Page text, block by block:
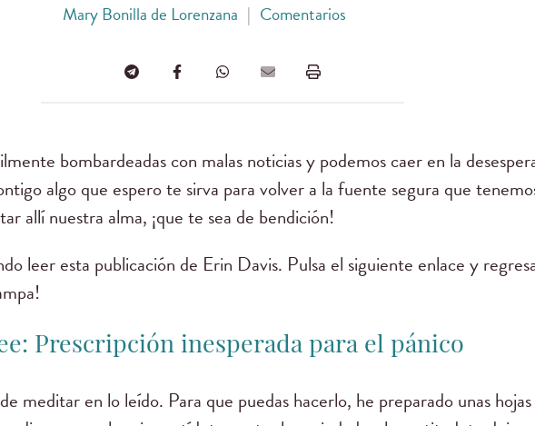
Mary Bonilla de Lorenzana | Comentarios
bombardeadas con malas noticias y podemos caer en la
algo que espero te sirva para volver a la fuente segura que
allí nuestra alma, ¡que te sea de bendición!
leer esta publicación de Erin Davis. Pulsa el siguiente enlace y
Prescripción inesperada para el pánico
meditar en lo leído. Para que puedas hacerlo, he preparado unas